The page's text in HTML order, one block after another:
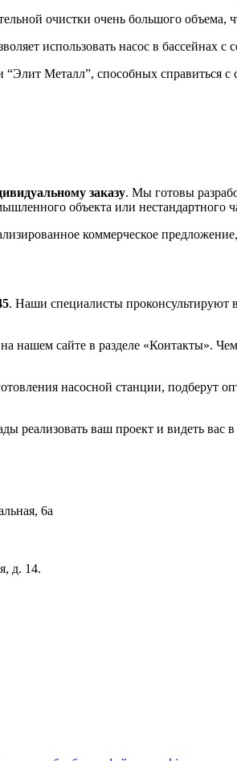
очистки очень большого объема,
использовать насос в бассейнах с
Металл”, способных справиться
заказу. Мы готовы
объекта или нестандартного
коммерческое
. Наши специалисты проконсультируют
на нашем сайте в разделе «Контакты».
насосной станции, подберут
реализовать ваш проект и видеть вас
6a
д. 14.